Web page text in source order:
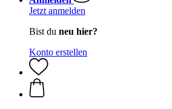
Jetzt anmelden
Bist du neu hier?
Konto erstellen